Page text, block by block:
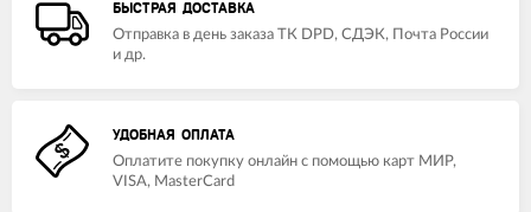
БЫСТРАЯ ДОСТАВКА
Отправка в день заказа ТК DPD, СДЭК, Почта России
и др.
УДОБНАЯ ОПЛАТА
Оплатите покупку онлайн с помощью карт МИР,
VISA, MasterCard